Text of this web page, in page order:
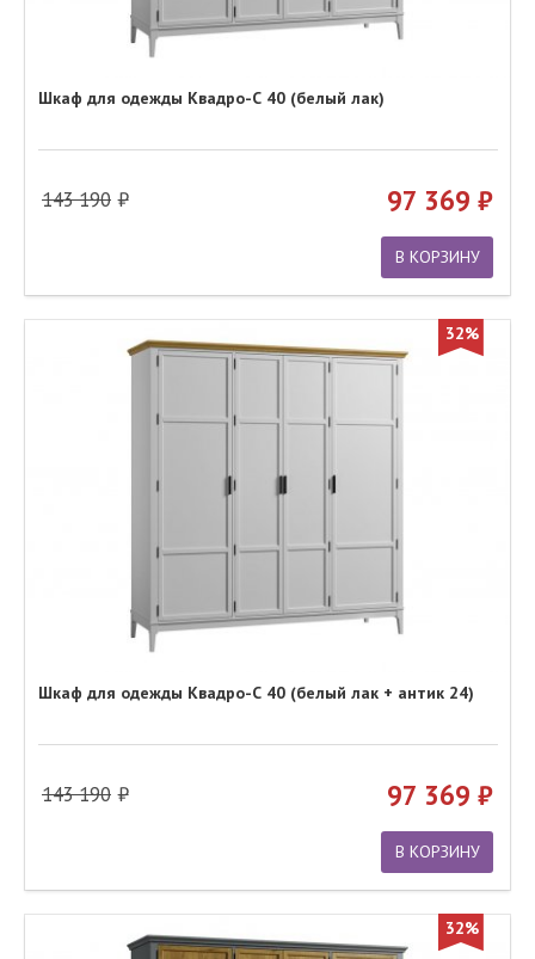
Шкаф для одежды Квадро-С 40 (белый лак)
143 190 97 369
В КОРЗИНУ
32%
Шкаф для одежды Квадро-С 40 (белый лак + антик 24)
143 190 97 369
В КОРЗИНУ
32%